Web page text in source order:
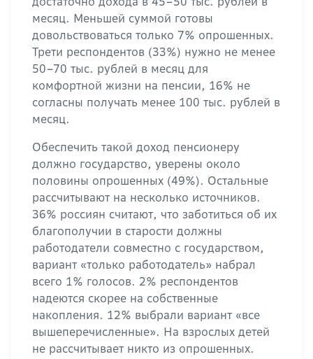
месяц. Меньшей суммой готовы
довольствоваться только 7% опрошенных.
Трети респондентов (33%) нужно не менее
50–70 тыс. рублей в месяц для
комфортной жизни на пенсии, 16% не
согласны получать менее 100 тыс. рублей в
месяц.
Обеспечить такой доход пенсионеру
должно государство, уверены около
половины опрошенных (49%). Остальные
рассчитывают на несколько источников.
36% россиян считают, что заботиться об их
благополучии в старости должны
работодатели совместно с государством,
вариант «только работодатель» набрал
всего 1% голосов. 2% респондентов
надеются скорее на собственные
накопления. 12% выбрали вариант «все
вышеперечисленные». На взрослых детей
не рассчитывает никто из опрошенных.